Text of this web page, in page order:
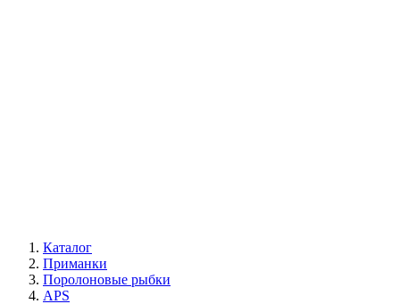
Каталог
Приманки
Поролоновые рыбки
APS